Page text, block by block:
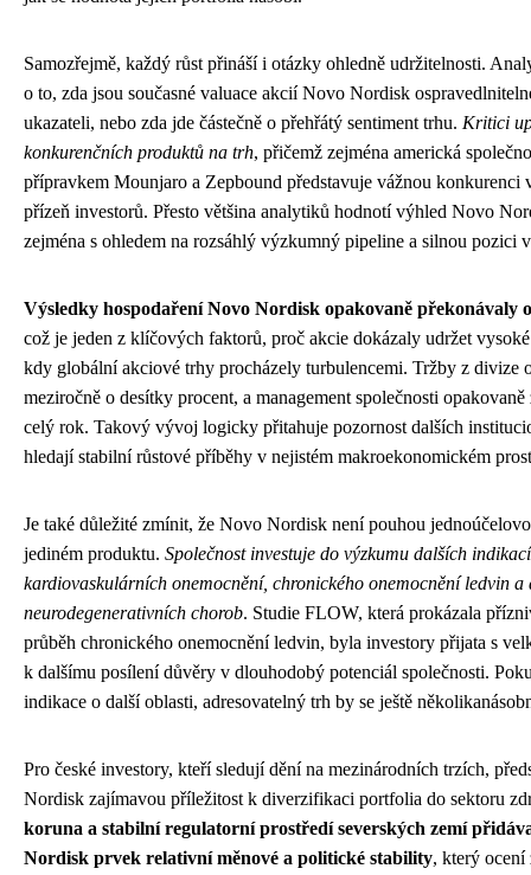
Samozřejmě, každý růst přináší i otázky ohledně udržitelnosti.
o to, zda jsou současné valuace akcií Novo Nordisk
ukazateli, nebo zda jde částečně o přehřátý sentiment trhu. Kritici
konkurenčních produktů na trh, přičemž zejména americká
přípravkem Mounjaro a Zepbound představuje vážnou konkurenci
přízeň investorů. Přesto většina analytiků hodnotí výhled Novo
zejména s ohledem na rozsáhlý výzkumný pipeline a silnou pozici
Výsledky hospodaření Novo Nordisk opakovaně překonávaly
což je jeden z klíčových faktorů, proč akcie dokázaly udržet
kdy globální akciové trhy procházely turbulencemi. Tržby z divize
meziročně o desítky procent, a management společnosti
celý rok. Takový vývoj logicky přitahuje pozornost dalších
hledají stabilní růstové příběhy v nejistém makroekonomickém
Je také důležité zmínit, že Novo Nordisk není pouhou
jediném produktu. Společnost investuje do výzkumu dalších
kardiovaskulárních onemocnění, chronického onemocnění ledvin a
neurodegenerativních chorob. Studie FLOW, která prokázala
průběh chronického onemocnění ledvin, byla investory přijata s
k dalšímu posílení důvěry v dlouhodobý potenciál společnosti.
indikace o další oblasti, adresovatelný trh by se ještě
Pro české investory, kteří sledují dění na mezinárodních trzích,
Nordisk zajímavou příležitost k diverzifikaci portfolia do sektoru
koruna a stabilní regulatorní prostředí severských zemí
Nordisk prvek relativní měnové a politické stability, který ocení